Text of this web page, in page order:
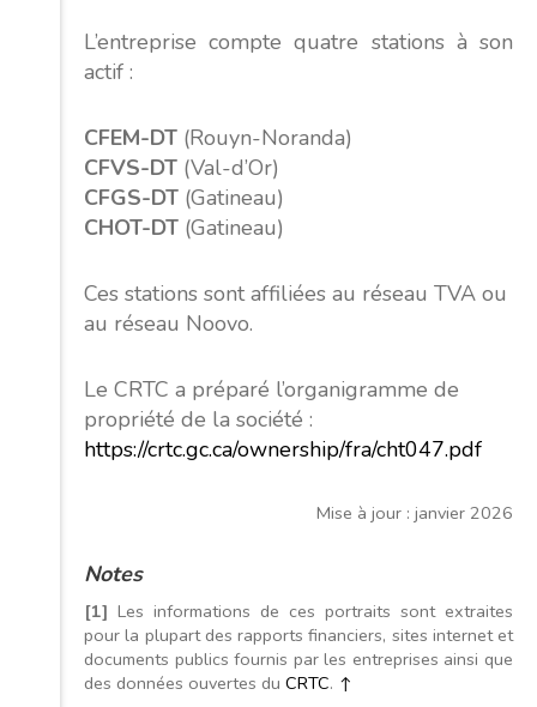
L’entreprise compte quatre stations à son
actif :
CFEM-DT (Rouyn-Noranda)
CFVS-DT (Val-d’Or)
CFGS-DT (Gatineau)
CHOT-DT (Gatineau)
Ces stations sont affiliées au réseau TVA ou
au réseau Noovo.
Le CRTC a préparé l’organigramme de
propriété de la société :
https://crtc.gc.ca/ownership/fra/cht047.pdf
Mise à jour : janvier 2026
Notes
[1] Les informations de ces portraits sont extraites
pour la plupart des rapports financiers, sites internet et
documents publics fournis par les entreprises ainsi que
des données ouvertes du CRTC. ↑